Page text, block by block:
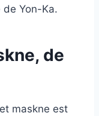
de Yon-Ka.
de
maskne est